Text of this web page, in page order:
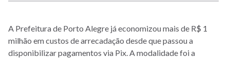
A Prefeitura de Porto Alegre já economizou mais de R$ 1
milhão em custos de arrecadação desde que passou a
disponibilizar pagamentos via Pix. A modalidade foi a